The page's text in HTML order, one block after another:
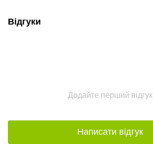
Відгуки
Додайте перший відгук
Написати відгук